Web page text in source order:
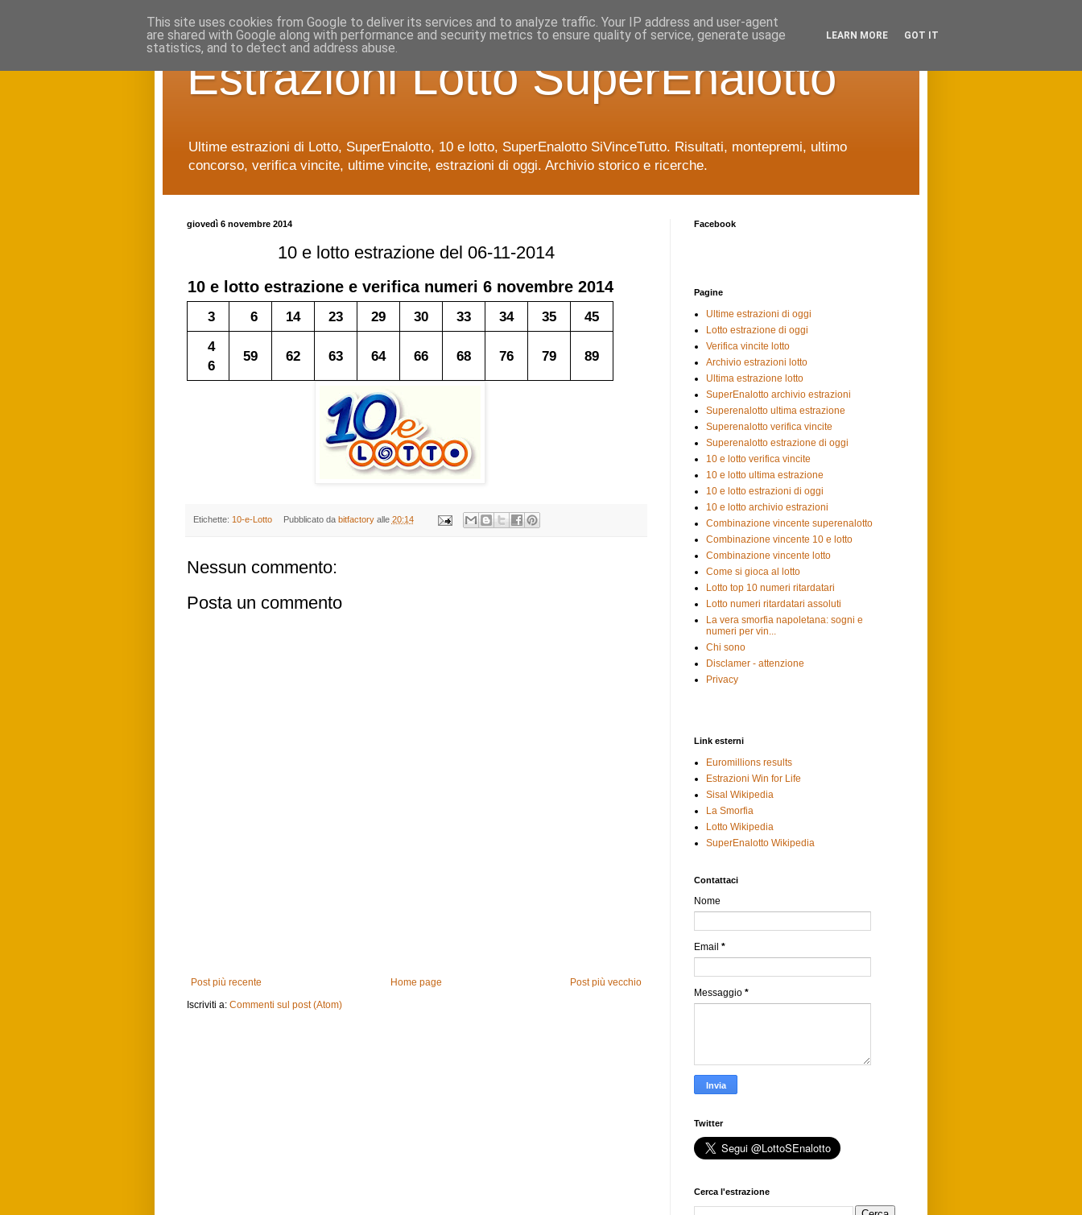
Estrazioni Lotto SuperEnalotto
Ultime estrazioni di Lotto, SuperEnalotto, 10 e lotto, SuperEnalotto SiVinceTutto. Risultati, montepremi, ultimo
concorso, verifica vincite, ultime vincite, estrazioni di oggi. Archivio storico e ricerche.
giovedì 6 novembre 2014
10 e lotto estrazione del 06-11-2014
10 e lottoestrazione e verifica numeri 6 novembre 2014
3 6 14 23 29 30 33 34 35
45
4
6
59 62 63 64 66 68 76 79 89
Etichette: 10-e-Lotto Pubblicato da bitfactory alle 20:14
Nessun commento:
Posta un commento
Post più recente Post più vecchio
Home page
Iscriviti a: Commenti sul post (Atom)
Facebook
Pagine
Ultime estrazioni di oggi
Lotto estrazione di oggi
Verifica vincite lotto
Archivio estrazioni lotto
Ultima estrazione lotto
SuperEnalotto archivio estrazioni
Superenalotto ultima estrazione
Superenalotto verifica vincite
Superenalotto estrazione di oggi
10 e lotto verifica vincite
10 e lotto ultima estrazione
10 e lotto estrazioni di oggi
10 e lotto archivio estrazioni
Combinazione vincente superenalotto
Combinazione vincente 10 e lotto
Combinazione vincente lotto
Come si gioca al lotto
Lotto top 10 numeri ritardatari
Lotto numeri ritardatari assoluti
La vera smorfia napoletana: sogni e
numeri per vin...
Chi sono
Disclamer - attenzione
Privacy
Link esterni
Euromillions results
Estrazioni Win for Life
Sisal Wikipedia
La Smorfia
Lotto Wikipedia
SuperEnalotto Wikipedia
Contattaci
Nome
Email *
Messaggio *
Twitter
Cerca l'estrazione
This site uses cookies from Google to deliver its services and to analyze traffic. Your IP address and user-agent
are shared with Google along with performance and security metrics to ensure quality of service, generate usage
statistics, and to detect and address abuse.
LEARN MORE GOT IT